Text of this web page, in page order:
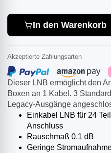
Dieser LNB ermöglicht den
Boxen an 1 Kabel. 3
Legacy-Ausgänge
Einkabel LNB für 24
Anschluss
Rauschmaß 0,1 dB
Geringe
In den Warenkorb
Akzeptierte Zahlungsarten